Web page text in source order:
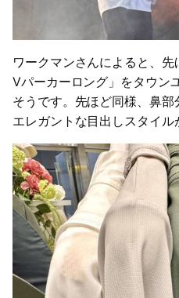
ワークマンさんによると、
Vパーカーロング」をタウン
そうです。先ほど同様、鼻部
エレガントな目出しスタイル